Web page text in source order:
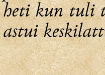
heti kun tuli
astui